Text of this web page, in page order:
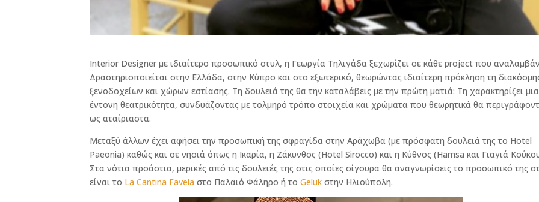
Ιnterior Designer με ιδιαίτερο προσωπικό στυλ, η Γεωργία Τηλιγάδα ξεχωρίζει σε κάθε project που
Δραστηριοποιείται στην Ελλάδα, στην Κύπρο και στο εξωτερικό, θεωρώντας ιδιαίτερη πρόκληση τη
ξενοδοχείων και χώρων εστίασης. Τη δουλειά της θα την καταλάβεις με την πρώτη ματιά: Τη χαρακτηρίζει μια
έντονη θεατρικότητα, συνδυάζοντας με τολμηρό τρόπο στοιχεία και χρώματα που θεωρητικά θα
ως αταίριαστα.
Μεταξύ άλλων έχει αφήσει την προσωπική της σφραγίδα στην Αράχωβα (με πρόσφατη δουλειά της το Hotel
Paeonia) καθώς και σε νησιά όπως η Ικαρία, η Ζάκυνθος (Hotel Sirocco) και η Κύθνος (Hamsa και Γιαγιά
Στα νότια προάστια, μερικές από τις δουλειές της στις οποίες σίγουρα θα αναγνωρίσεις το προσωπικό της
είναι το La Cantina Favela στο Παλαιό Φάληρο ή τοGeluk στην Ηλιούπολη.